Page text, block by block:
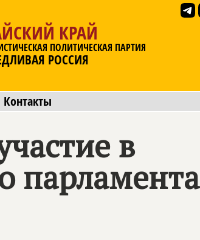
КРАЙ
ПОЛИТИЧЕСКАЯ ПАРТИЯ
РОССИЯ
Контакты
в
парламента